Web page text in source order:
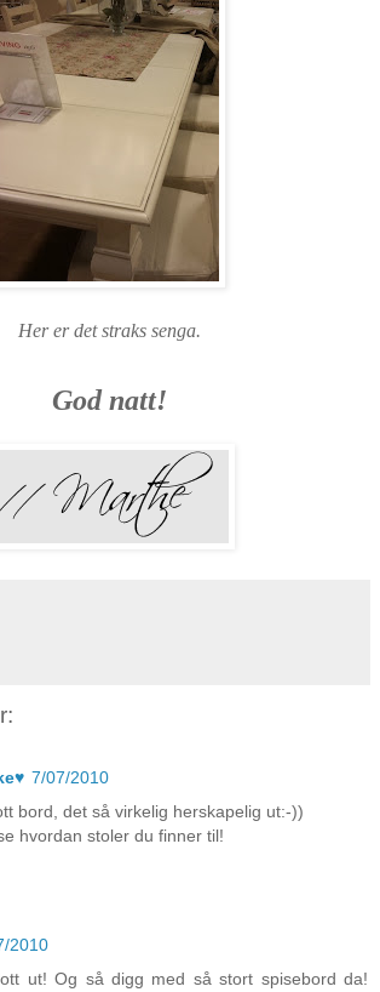
Her er det straks senga.
God natt!
7/07/2010
bord, det så virkelig herskapelig ut:-))
hvordan stoler du finner til!
2010
ut! Og så digg med så stort spisebord da!